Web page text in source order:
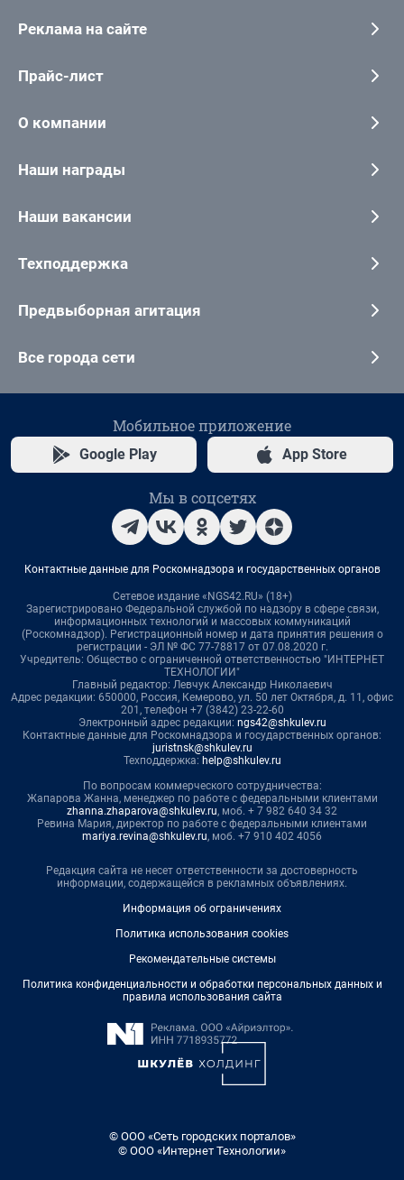
Реклама на сайте
Прайс-лист
О компании
Наши награды
Наши вакансии
Техподдержка
Предвыборная агитация
Все города сети
Мобильное приложение
Google Play App Store
Мы в соцсетях
Контактные данные для Роскомнадзора и государственных органов
Сетевое издание «NGS42.RU» (18+)
Зарегистрировано Федеральной службой по надзору в сфере связи,
информационных технологий и массовых коммуникаций
(Роскомнадзор). Регистрационный номер и дата принятия решения о
регистрации - ЭЛ № ФС 77-78817 от 07.08.2020 г.
Учредитель: Общество с ограниченной ответственностью "ИНТЕРНЕТ
ТЕХНОЛОГИИ"
Главный редактор: Левчук Александр Николаевич
Адрес редакции: 650000, Россия, Кемерово, ул. 50 лет Октября, д. 11, офис
201, телефон +7 (3842) 23-22-60
Электронный адрес редакции: ngs42@shkulev.ru
Контактные данные для Роскомнадзора и государственных органов:
juristnsk@shkulev.ru
Техподдержка: help@shkulev.ru
По вопросам коммерческого сотрудничества:
Жапарова Жанна, менеджер по работе с федеральными клиентами
zhanna.zhaparova@shkulev.ru, моб. + 7 982 640 34 32
Ревина Мария, директор по работе с федеральными клиентами
mariya.revina@shkulev.ru, моб. +7 910 402 4056
Редакция сайта не несет ответственности за достоверность
информации, содержащейся в рекламных объявлениях.
Информация об ограничениях
Политика использования cookies
Рекомендательные системы
Политика конфиденциальности и обработки персональных данных и
правила использования сайта
© ООО «Сеть городских порталов»
© ООО «Интернет Технологии»